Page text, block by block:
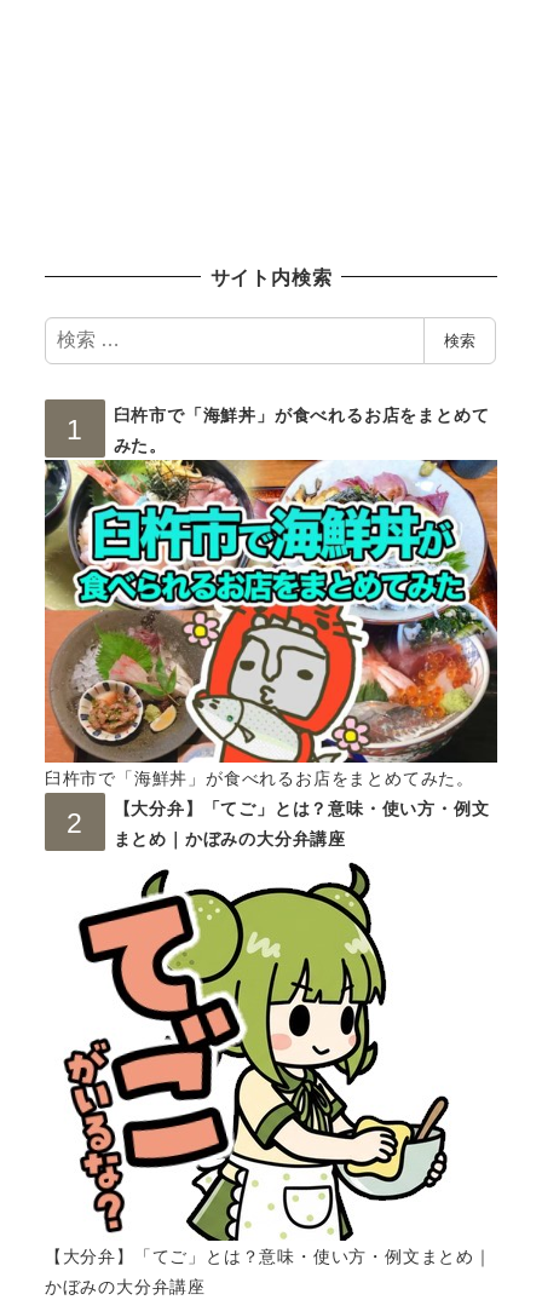
サイト内検索
検
索
検索
臼杵市で「海鮮丼」が食べれるお店をまとめて
みた。
臼杵市で「海鮮丼」が食べれるお店をまとめてみた。
【大分弁】「てご」とは？意味・使い方・例文
まとめ｜かぼみの大分弁講座
【大分弁】「てご」とは？意味・使い方・例文まとめ｜
かぼみの大分弁講座